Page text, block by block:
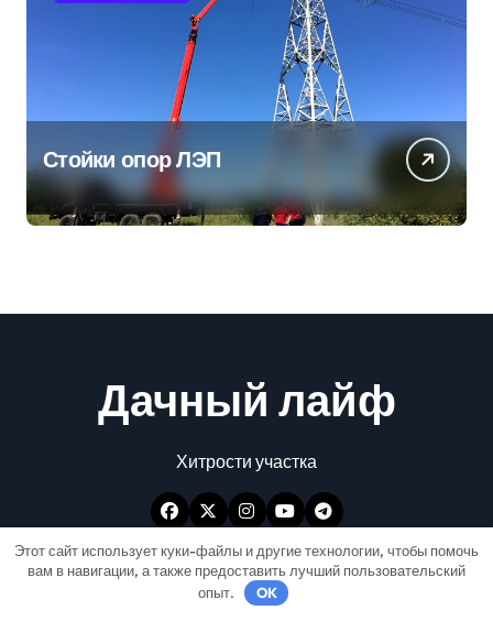
Стойки опор ЛЭП
Дачный лайф
Хитрости участка
Этот сайт использует куки-файлы и другие технологии, чтобы помочь
вам в навигации, а также предоставить лучший пользовательский
опыт.
OK